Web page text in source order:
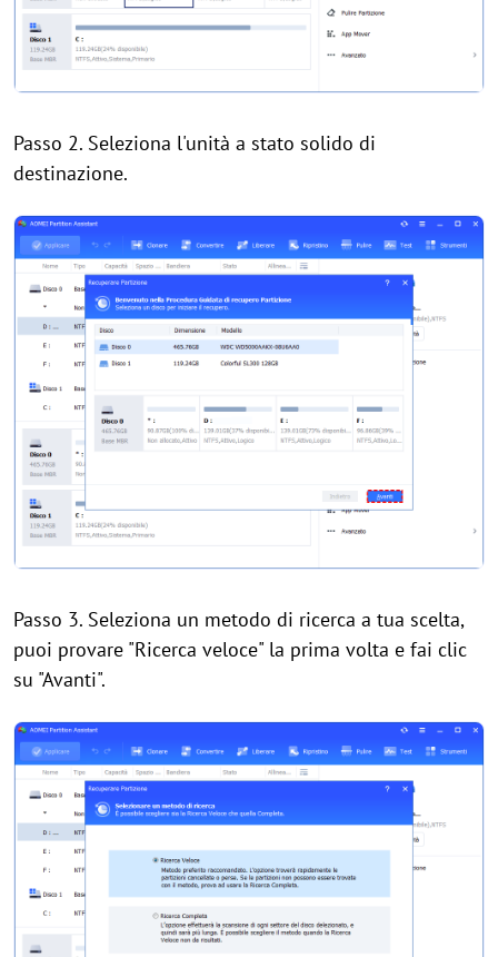
Passo 2. Seleziona l'unità a stato solido di
destinazione.
Passo 3. Seleziona un metodo di ricerca a tua scelta,
puoi provare "Ricerca veloce" la prima volta e fai clic
su "Avanti".